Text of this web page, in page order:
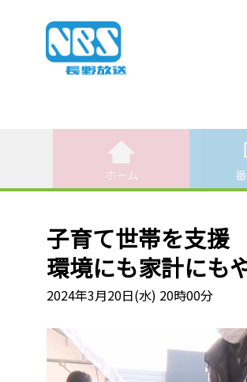
ホーム
子育て世帯を支
環境にも家計にも
2024年3月20日(水) 20時00分